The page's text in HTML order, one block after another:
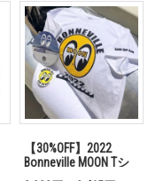
【30%OFF】2022
Bonneville MOON Tシ